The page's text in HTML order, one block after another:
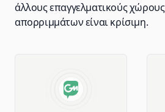
άλλους επαγγελματικούς
απορριμμάτων είναι κρίσιμη.